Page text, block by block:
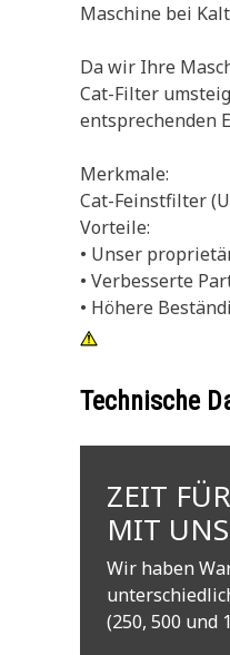
Maschine bei
Da wir Ihre
Cat-Filter
entsprechenden
Merkmale:
Cat-Feinstfilter
Vorteile:
• Unser
• Verbesserte
• Höhere
Technische
ZEIT
MIT
Wir haben
(250, 500 und